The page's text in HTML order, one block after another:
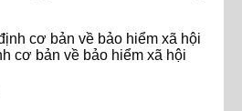
cơ bản về bảo hiểm xã hội